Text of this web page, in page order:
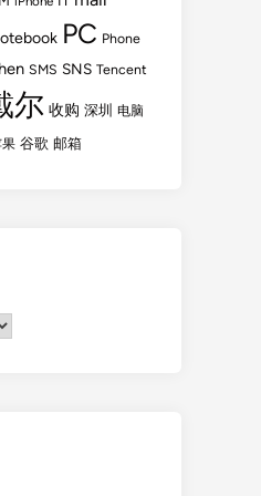
PC Phone
SMS SNS Tencent
尔 收购 深圳 电脑
谷歌 邮箱